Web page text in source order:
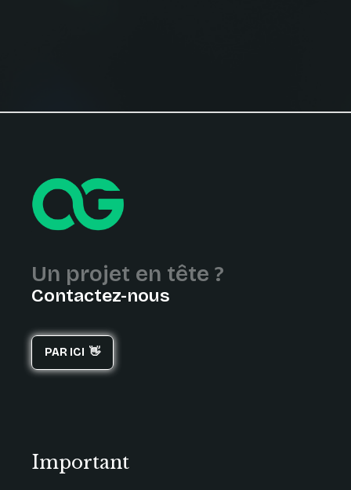
Un projet en tête ?
Contactez-nous
PAR ICI 👋
Important